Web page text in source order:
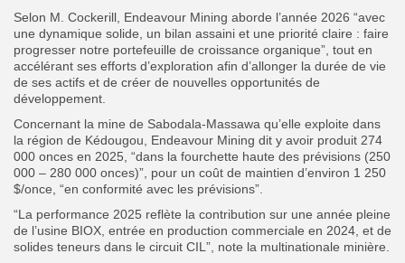
Selon M. Cockerill, Endeavour Mining aborde l’année 2026 “avec
une dynamique solide, un bilan assaini et une priorité claire : faire
progresser notre portefeuille de croissance organique”, tout en
accélérant ses efforts d’exploration afin d’allonger la durée de vie
de ses actifs et de créer de nouvelles opportunités de
développement.
Concernant la mine de Sabodala-Massawa qu’elle exploite dans
la région de Kédougou, Endeavour Mining dit y avoir produit 274
000 onces en 2025, “dans la fourchette haute des prévisions (250
000 – 280 000 onces)”, pour un coût de maintien d’environ 1 250
$/once, “en conformité avec les prévisions”.
“La performance 2025 reflète la contribution sur une année pleine
de l’usine BIOX, entrée en production commerciale en 2024, et de
solides teneurs dans le circuit CIL”, note la multinationale minière.